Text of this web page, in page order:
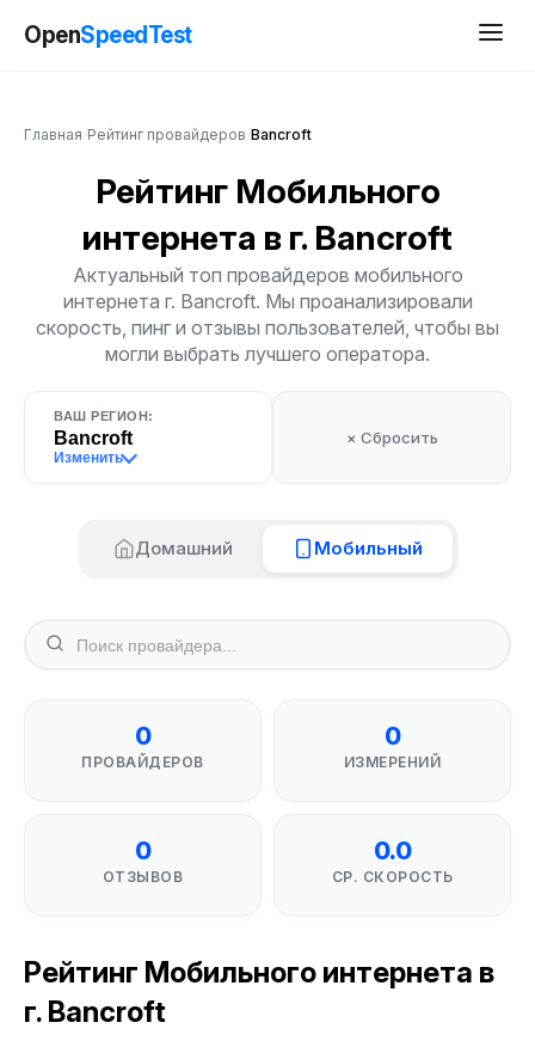
OpenSpeedTest
Главная Рейтинг провайдеров Bancroft
Рейтинг Мобильного
интернета в г. Bancroft
Актуальный топ провайдеров мобильного
интернета г. Bancroft. Мы проанализировали
скорость, пинг и отзывы пользователей, чтобы вы
могли выбрать лучшего оператора.
ВАШ РЕГИОН:
Bancroft
Изменить
× Сбросить
Домашний Мобильный
0
ПРОВАЙДЕРОВ
0
ИЗМЕРЕНИЙ
0
ОТЗЫВОВ
0.0
СР. СКОРОСТЬ
Рейтинг Мобильного интернета в
г. Bancroft